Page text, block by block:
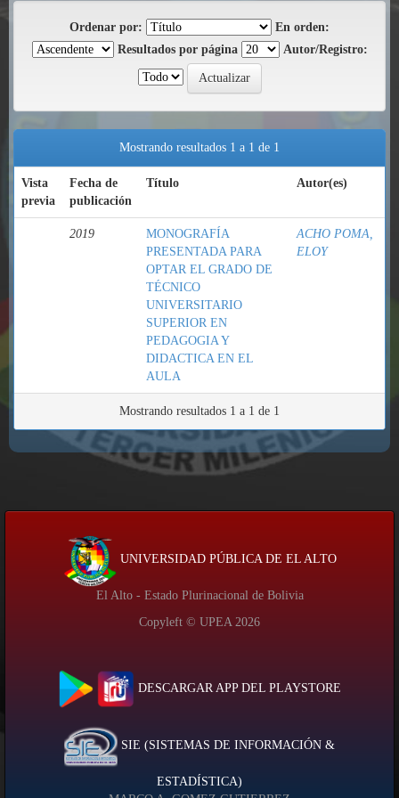
Ordenar por:
En orden:
Resultados por página
Autor/Registro:
Mostrando resultados 1 a 1 de 1
Vista
previa
Fecha de
publicación
Título Autor(es)
2019
MONOGRAFÍA
PRESENTADA PARA
OPTAR EL GRADO DE
TÉCNICO
UNIVERSITARIO
SUPERIOR EN
PEDAGOGIA Y
DIDACTICA EN EL
AULA
ACHO POMA,
ELOY
Mostrando resultados 1 a 1 de 1
UNIVERSIDAD PÚBLICA DE EL ALTO
El Alto - Estado Plurinacional de Bolivia
Copyleft © UPEA 2026
DESCARGAR APP DEL PLAYSTORE
SIE (SISTEMAS DE INFORMACIÓN &
ESTADÍSTICA)